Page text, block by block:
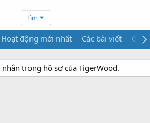
Tìm
Hoạt động mới nhất Các bài viết Giới
trong hồ sơ của TigerWood.